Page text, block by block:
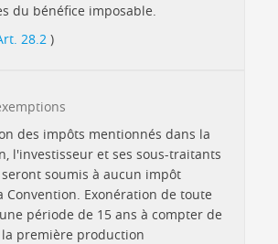
du bénéfice imposable.
28.2 )
des impôts mentionnés dans la
l'investisseur et ses sous-traitants
soumis à aucun impôt
Convention. Exonération de toute
période de 15 ans à compter de
première production